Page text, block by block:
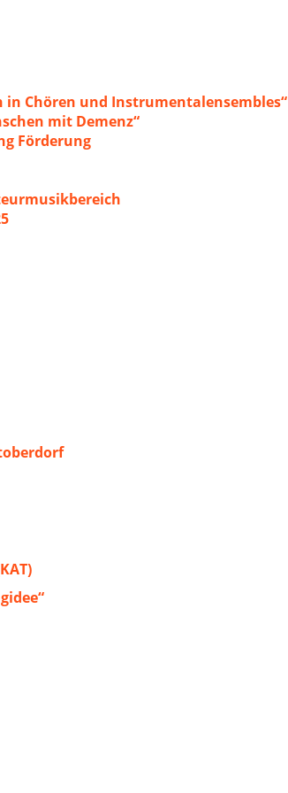
in Chören und Instrumentalensembles“
mit Demenz“
Förderung